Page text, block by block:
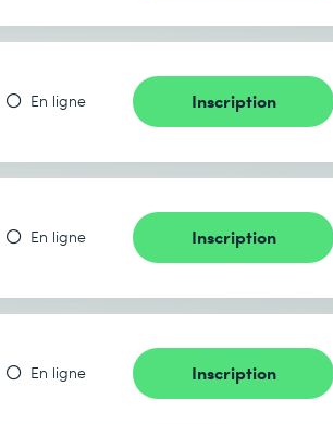
En ligne Inscription
En ligne Inscription
En ligne Inscription